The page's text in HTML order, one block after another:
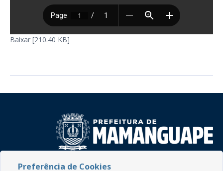
Baixar [210.40 KB]
Rua do Imperador, 78, Centro
Preferência de Cookies